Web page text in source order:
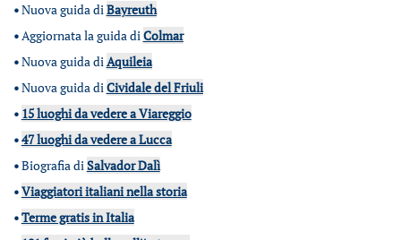
•Nuova guida diBayreuth
•Aggiornata la guida diColmar
•Nuova guida diAquileia
•Nuova guida diCividale del Friuli
• 15 luoghi da vedere a Viareggio
•47 luoghi da vedere a Lucca
•Biografia diSalvador Dalì
•Viaggiatori italiani nella storia
•Terme gratis in Italia